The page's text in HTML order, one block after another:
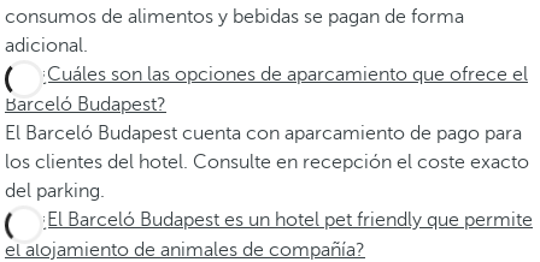
consumos de alimentos y bebidas se pagan de forma
adicional.
¿Cuáles son las opciones de aparcamiento que ofrece el
Barceló Budapest?
El Barceló Budapest cuenta con aparcamiento de pago para
los clientes del hotel. Consulte en recepción el coste exacto
del parking.
¿El Barceló Budapest es un hotel pet friendly que permite
el alojamiento de animales de compañía?